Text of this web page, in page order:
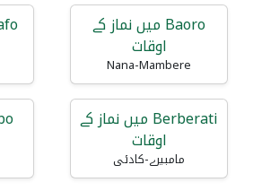
Baoro میں نماز کے
اوقات
Nana-Mambere
Berberati میں نماز کے
اوقات
مامبیرے-کادئی